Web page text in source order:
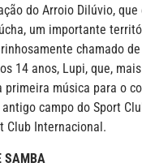
do Arroio Dilúvio,
um importante
chamado
14 anos, Lupi, que,
primeira música para o
campo do Sport
Club Internacional.
SAMBA